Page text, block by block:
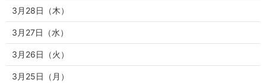
3月28日（木）
3月27日（水）
3月26日（火）
3月25日（月）